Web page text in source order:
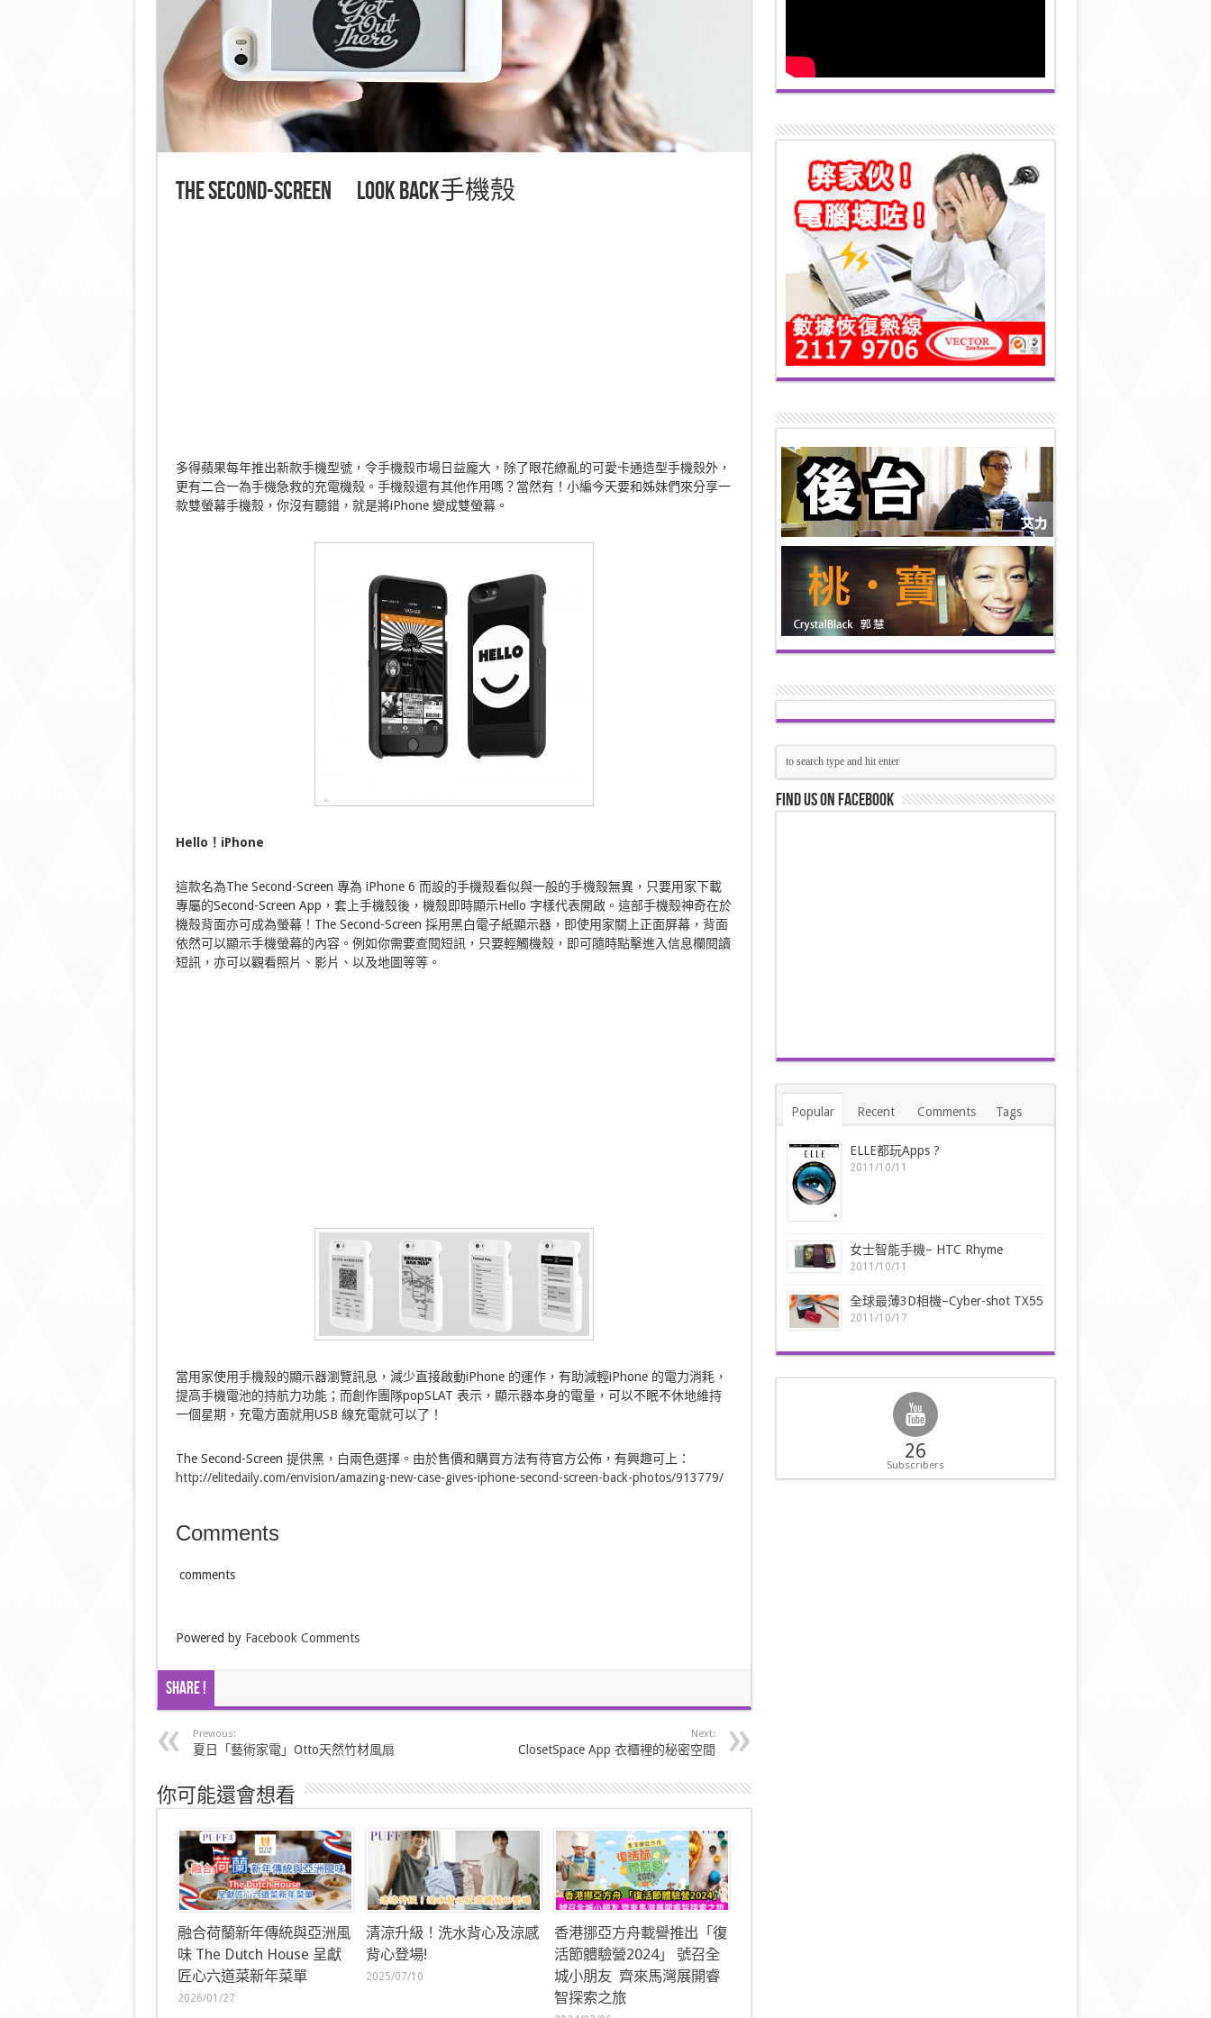
The Second-Screen Look Back手機殼
多得蘋果每年推出新款手機型號，令手機殼市場日益龐大，除了眼花繚亂的可愛卡通造型手機殼外，
更有二合一為手機急救的充電機殼。手機殼還有其他作用嗎？當然有！小編今天要和姊妹們來分享一
款雙螢幕手機殼，你沒有聽錯，就是將iPhone 變成雙螢幕。
Hello ！iPhone
這款名為The Second-Screen 專為 iPhone 6 而設的手機殼看似與一般的手機殼無異，只要用家下載
專屬的Second-Screen App，套上手機殼後，機殼即時顯示Hello 字樣代表開啟。這部手機殼神奇在於
機殼背面亦可成為螢幕！The Second-Screen 採用黑白電子紙顯示器，即使用家關上正面屏幕，背面
依然可以顯示手機螢幕的內容。例如你需要查閱短訊，只要輕觸機殼，即可隨時點擊進入信息欄閱讀
短訊，亦可以觀看照片、影片、以及地圖等等。
當用家使用手機殼的顯示器瀏覽訊息，減少直接啟動iPhone 的運作，有助減輕iPhone 的電力消耗，
提高手機電池的持航力功能；而創作團隊popSLAT 表示，顯示器本身的電量，可以不眠不休地維持
一個星期，充電方面就用USB 線充電就可以了！
The Second-Screen 提供黑，白兩色選擇。由於售價和購買方法有待官方公佈，有興趣可上：
http://elitedaily.com/envision/amazing-new-case-gives-iphone-second-screen-back-photos/913779/
Comments
comments
Powered by Facebook Comments
Share !
Previous:
夏日「藝術家電」Otto天然竹材風扇
Next:
ClosetSpace App 衣櫃裡的秘密空間
你可能還會想看
融合荷蘭新年傳統與亞洲風
味 The Dutch House 呈獻
匠心六道菜新年菜單
2026/01/27
清涼升級！洗水背心及涼感
背心登場!
2025/07/10
香港挪亞方舟載譽推出「復
活節體驗營2024」 號召全
城小朋友 齊來馬灣展開睿
智探索之旅
Find us on Facebook
Popular Recent Comments Tags
ELLE都玩Apps ?
2011/10/11
女士智能手機– HTC Rhyme
2011/10/11
全球最薄3D相機–Cyber-shot TX55
2011/10/17
26
Subscribers